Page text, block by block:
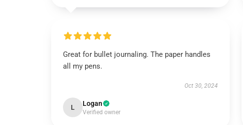
Great for bullet journaling. The paper handles
all my pens.
Oct 30, 2024
L Logan
Verified owner